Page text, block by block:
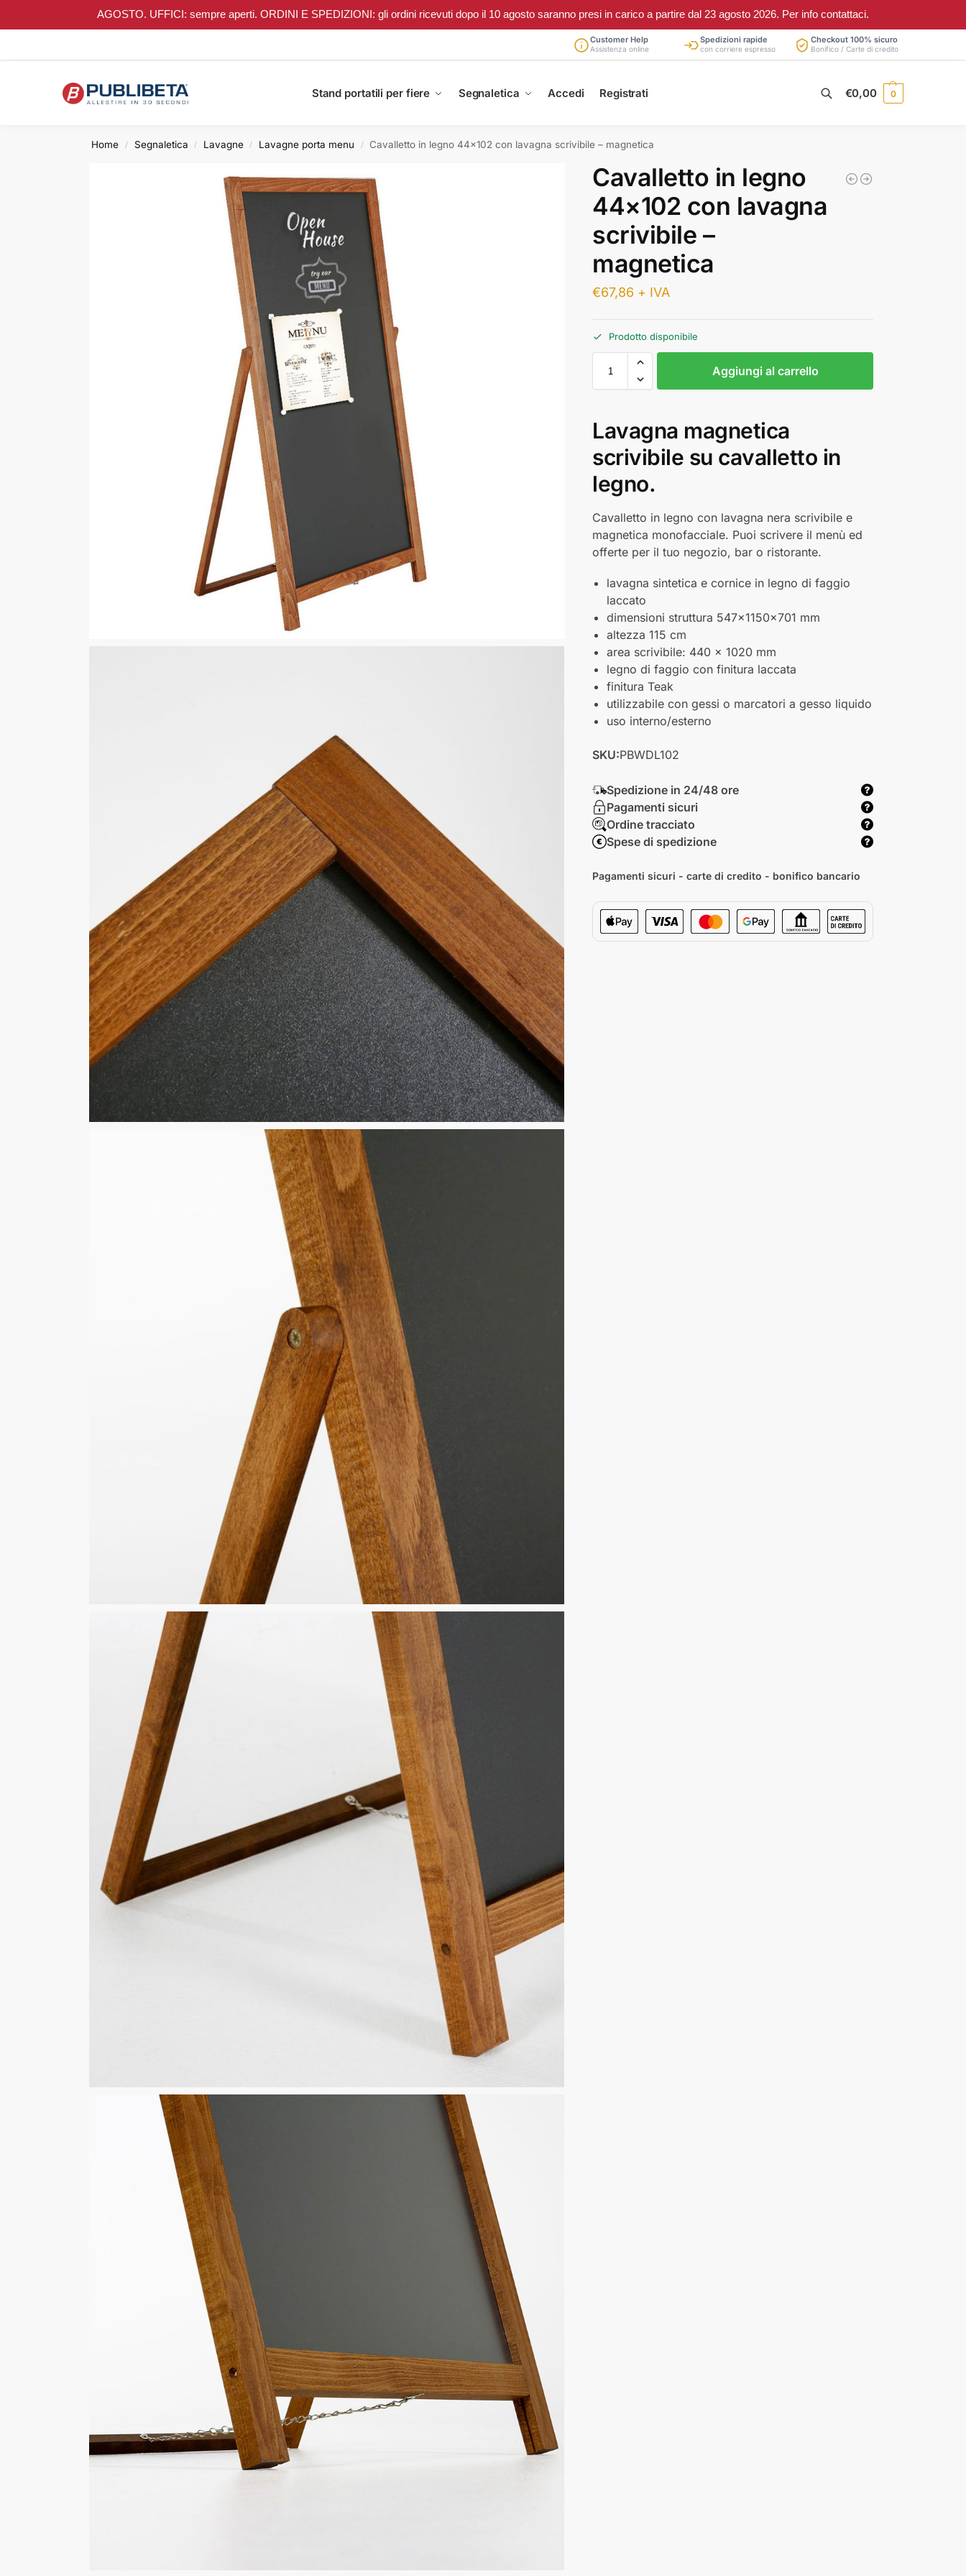
AGOSTO. UFFICI: sempre aperti. ORDINI E SPEDIZIONI: gli ordini ricevuti dopo il 10 agosto saranno presi in carico a partire dal 23 agosto 2026. Per info contattaci.
Customer Help
Assistenza online
Spedizioni rapide
con corriere espresso
Checkout 100% sicuro
Bonifico / Carte di credito
Stand portatili per fiere Segnaletica Accedi Registrati €0,00 0
Home / Segnaletica / Lavagne / Lavagne porta menu / Cavalletto in legno 44×102 con lavagna scrivibile – magnetica
Cavalletto in legno
44×102 con lavagna
scrivibile –
magnetica
€67,86 + IVA
Prodotto disponibile
Aggiungi al carrello
Lavagna magnetica
scrivibile su cavalletto in
legno.
Cavalletto in legno con lavagna nera scrivibile e
magnetica monofacciale. Puoi scrivere il menù ed
offerte per il tuo negozio, bar o ristorante.
lavagna sintetica e cornice in legno di faggio
laccato
dimensioni struttura 547x1150x701 mm
altezza 115 cm
area scrivibile: 440 x 1020 mm
legno di faggio con finitura laccata
finitura Teak
utilizzabile con gessi o marcatori a gesso liquido
uso interno/esterno
SKU:PBWDL102
Spedizione in 24/48 ore
Pagamenti sicuri
Ordine tracciato
Spese di spedizione
Pagamenti sicuri - carte di credito - bonifico bancario